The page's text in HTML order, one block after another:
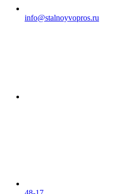
info@stalnoyvopros.ru